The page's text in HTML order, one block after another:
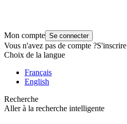
Mon compte Se connecter
Vous n'avez pas de compte ?S'inscrire
Choix de la langue
Français
English
Recherche
Aller à la recherche intelligente